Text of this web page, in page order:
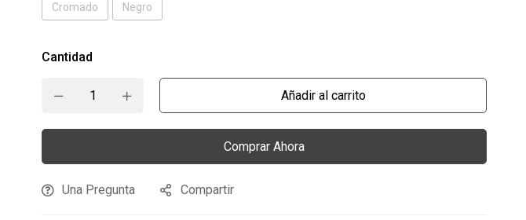
Cromado Negro
Cantidad
Añadir al carrito
Comprar Ahora
Una Pregunta Compartir